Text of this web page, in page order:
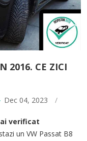
2016. CE ZICI
Dec 04, 2023 /
verificat
un VW Passat B8